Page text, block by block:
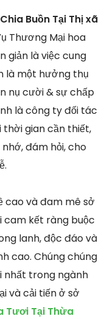
Buồn Tại Thị xã
Thương Mại hoa
giản là việc cung
là một hưởng thụ
nụ cười & sự chấp
là công ty đối tác
gian cần thiết,
đám hỏi, cho
cao và đam mê sở
cam kết ràng buộc
lanh, độc đáo và
cao. Chúng chúng
nhất trong ngành
và cải tiến ở sở
Tươi Tại Thừa